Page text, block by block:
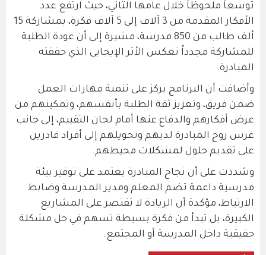
توسعاً ملحوظاً خلال عامها الثاني، حيث ارتفع عدد
الأفكار المقدمة من 3 آلاف إلى 5 آلاف فكرة، بمشاركة 15
ألف طالب من 850 مدرسة، مشيرة إلى أن عودة الطلبة
للمشاركة مجدداً تعكس الأثر الإيجابي الذي حققته
المبادرة.
وأضافت أن البرنامج يركز على تنمية مهارات العمل
ضمن فريق، وتعزيز ثقة الطلبة بأنفسهم، وتمكينهم من
عرض أفكارهم والدفاع عنها أمام لجان التقييم، إلى جانب
غرس روح المبادرة لديهم وتحويلهم إلى أفراد قادرين
على تقديم حلول لمشكلات محيطهم.
وشددت على أن نجاح المبادرة يعتمد على توفير بيئة
مدرسية داعمة تضم المعلم ومدير المدرسة وضابط
الارتباط، مؤكدة أن الريادة لا تقتصر على المشاريع
الكبيرة، بل تبدأ من فكرة بسيطة تسهم في حل مشكلة
حقيقية داخل المدرسة أو المجتمع.